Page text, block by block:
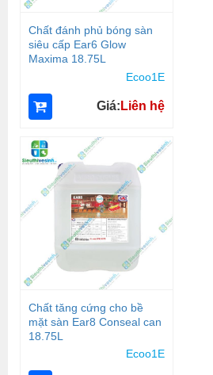
Chất đánh phủ bóng sàn
siêu cấp Ear6 Glow
Maxima 18.75L
Ecoo1E
Giá: Liên hệ
Chất tăng cứng cho bề
mặt sàn Ear8 Conseal can
18.75L
Ecoo1E